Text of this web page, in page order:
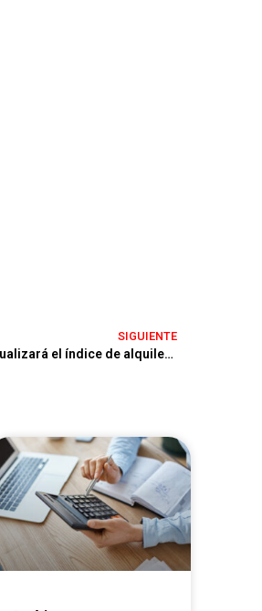
SIGUIENTE
Se prevé que el INE actualizará el índice de alquileres en diciembre